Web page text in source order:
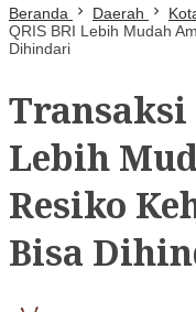
Beranda Daerah
QRIS BRI Lebih Mudah
Dihindari
Transaksi
Lebih
Resiko
Bisa